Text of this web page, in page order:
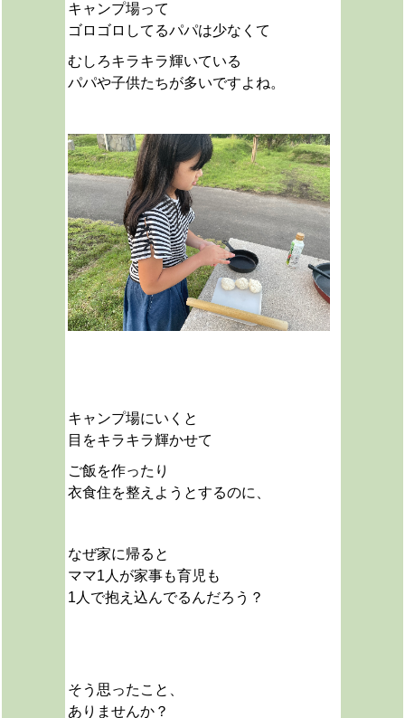
キャンプ場って
ゴロゴロしてるパパは少なくて
むしろキラキラ輝いている
パパや子供たちが多いですよね。
キャンプ場にいくと
目をキラキラ輝かせて
ご飯を作ったり
衣食住を整えようとするのに、
なぜ家に帰ると
ママ1人が家事も育児も
1人で抱え込んでるんだろう？
そう思ったこと、
ありませんか？